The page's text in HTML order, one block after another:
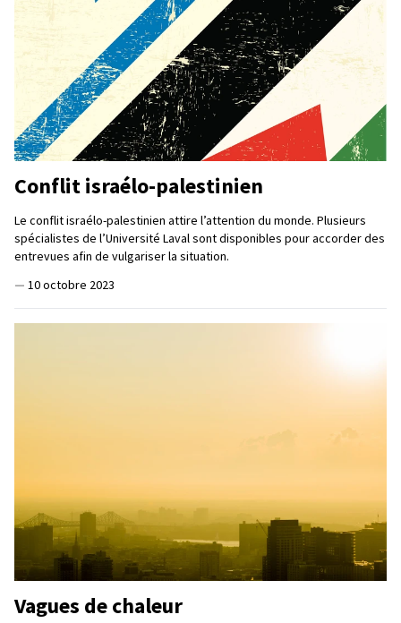
Conflit israélo-palestinien
Le conflit israélo-palestinien attire l’attention du monde. Plusieurs
spécialistes de l’Université Laval sont disponibles pour accorder des
entrevues afin de vulgariser la situation.
— 10 octobre 2023
Vagues de chaleur